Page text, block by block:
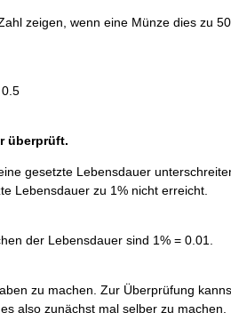
zeigen, wenn eine Münze dies zu
überprüft.
gesetzte Lebensdauer
Lebensdauer zu 1% nicht erreicht.
der Lebensdauer sind 1% = 0.01.
zu machen. Zur Überprüfung
also zunächst mal selber zu machen.